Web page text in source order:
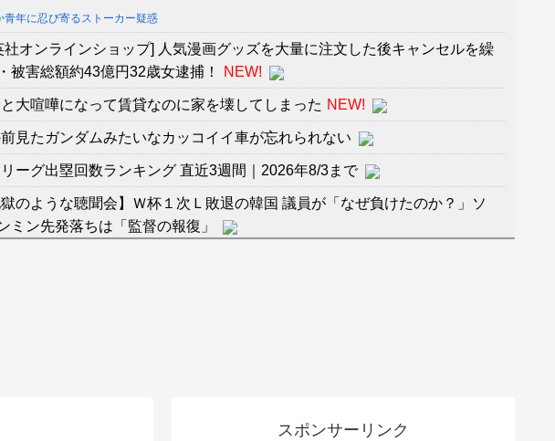
青年に忍び寄るストーカー疑惑
社オンラインショップ] 人気漫画グッズを大量に注文した後キャンセルを繰
被害総額約43億円32歳女逮捕！
NEW!
大喧嘩になって賃貸なのに家を壊してしまった NEW!
見たガンダムみたいなカッコイイ車が忘れられない
ーグ出塁回数ランキング 直近3週間｜2026年8/3まで
獄のような聴聞会】Ｗ杯１次Ｌ敗退の韓国 議員が「なぜ負けたのか？」ソ
ミン先発落ちは「監督の報復」
スポンサーリンク